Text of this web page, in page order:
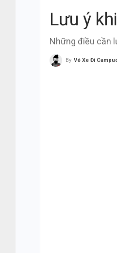
Lưu ý
Những điều cần
By Vé Xe Đi